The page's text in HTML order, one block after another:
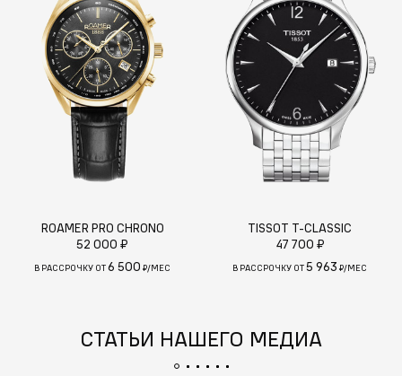
ROAMER PRO CHRONO
52 000 ₽
В РАССРОЧКУ ОТ6 500 ₽/МЕС
TISSOT T-CLASSIC
47 700 ₽
В РАССРОЧКУ ОТ5 963 ₽/МЕС
СТАТЬИ НАШЕГО МЕДИА